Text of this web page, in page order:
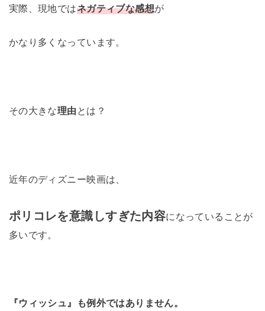
実際、現地ではネガティブな感想が
かなり多くなっています。
その大きな理由 とは？
近年のディズニー映画は、
ポリコレを意識しすぎた内容になっていることが
多いです。
『ウィッシュ』も例外ではありません。